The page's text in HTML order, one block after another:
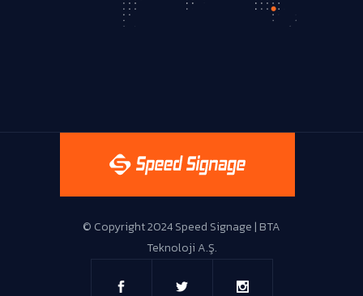
© Copyright 2024 Speed Signage | BTA
Teknoloji A.Ş.